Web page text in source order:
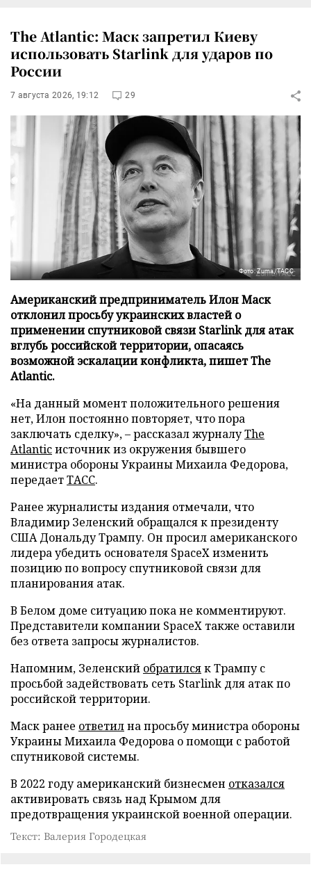
The Atlantic: Маск запретил Киеву
использовать Starlink для ударов по
России
7 августа 2026, 19:12 29
Фото: Zuma/ТАСС
Американский предприниматель Илон Маск
отклонил просьбу украинских властей о
применении спутниковой связи Starlink для атак
вглубь российской территории, опасаясь
возможной эскалации конфликта, пишет The
Atlantic.
«На данный момент положительного решения
нет, Илон постоянно повторяет, что пора
заключать сделку», – рассказал журналуThe
Atlanticисточник из окружения бывшего
министра обороны Украины Михаила Федорова,
передаетТАСС.
Ранее журналисты издания отмечали, что
Владимир Зеленский обращался к президенту
США Дональду Трампу. Он просил американского
лидера убедить основателя SpaceX изменить
позицию по вопросу спутниковой связи для
планирования атак.
В Белом доме ситуацию пока не комментируют.
Представители компании SpaceX также оставили
без ответа запросы журналистов.
Напомним, Зеленский обратилсяк Трампу с
просьбой задействовать сеть Starlink для атак по
российской территории.
Маск ранее ответилна просьбу министра обороны
Украины Михаила Федорова о помощи с работой
спутниковой системы.
В 2022 году американский бизнесмен отказался
активировать связь над Крымом для
предотвращения украинской военной операции.
Текст: Валерия Городецкая